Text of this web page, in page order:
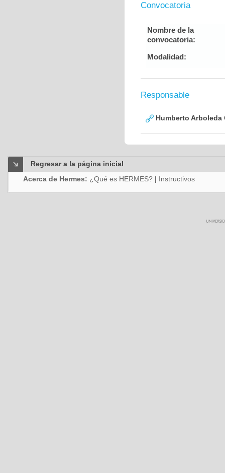
Convocatoria
Nombre de la
convocatoria:
Modalidad:
Responsable
Humberto Arboleda
Regresar a la página inicial
Acerca de Hermes: ¿Qué es HERMES? | Instructivos